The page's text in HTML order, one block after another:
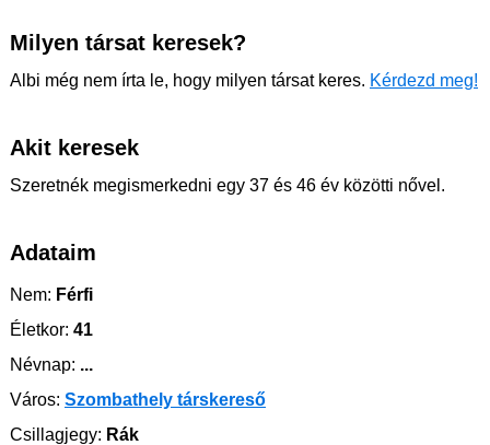
Milyen társat keresek?
Albi még nem írta le, hogy milyen társat keres. Kérdezd meg!
Akit keresek
Szeretnék megismerkedni egy 37 és 46 év közötti nővel.
Adataim
Nem: Férfi
Életkor: 41
Névnap: ...
Város: Szombathely társkereső
Csillagjegy: Rák